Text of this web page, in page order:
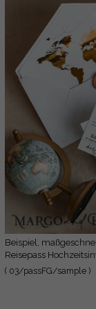
Beispiel, maßgeschneiderte Musterset Gold Weiße
Reisepass
Hochzeitskarten
( 03/passFG/sample )